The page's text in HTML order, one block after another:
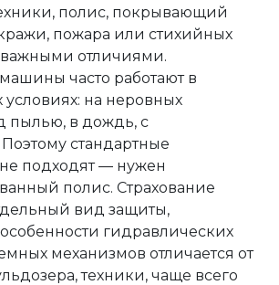
, полис, покрывающий
пожара или стихийных
важными отличиями.
часто работают в
условиях: на неровных
пылью, в дождь, с
стандартные
не подходят — нужен
полис. Страхование
вид защиты,
гидравлических
механизмов отличается от
,техники, чаще всего